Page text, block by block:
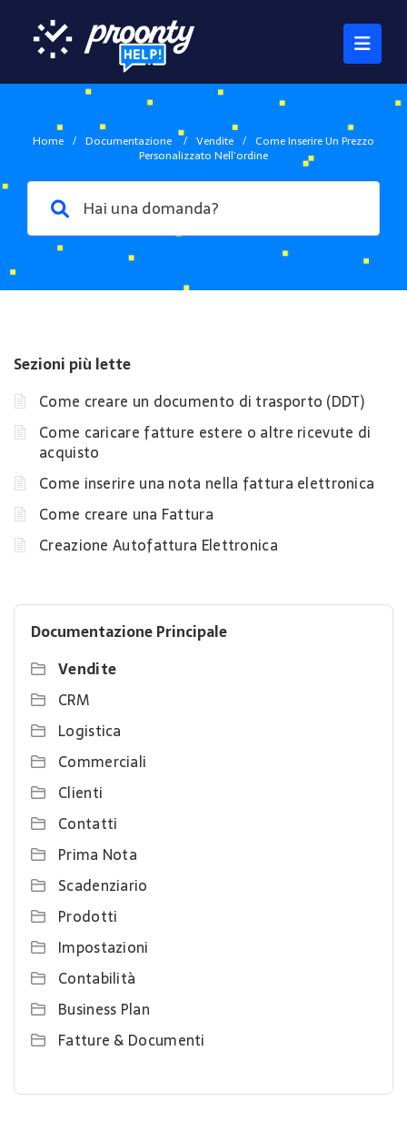
Home / Documentazione / Vendite / Come Inserire Un Prezzo
Personalizzato Nell’ordine
Sezioni più lette
Come creare un documento di trasporto (DDT)
Come caricare fatture estere o altre ricevute di
acquisto
Come inserire una nota nella fattura elettronica
Come creare una Fattura
Creazione Autofattura Elettronica
Documentazione Principale
Vendite
CRM
Logistica
Commerciali
Clienti
Contatti
Prima Nota
Scadenziario
Prodotti
Impostazioni
Contabilità
Business Plan
Fatture & Documenti